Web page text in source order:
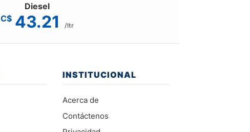
Diesel
C$ 43.21 /ltr
INSTITUCIONAL
Acerca de
Contáctenos